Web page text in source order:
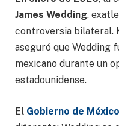
James Wedding,
controversia bilateral.
aseguró que Wedding
mexicano durante un
estadounidense.
El Gobierno de México